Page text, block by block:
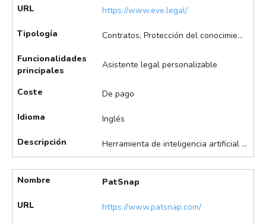
URL https://www.eve.legal/
Tipología Contratos, Protección del conocimiento
Funcionalidades
principales
Asistente legal personalizable
Coste De pago
Idioma Inglés
Descripción Herramienta de inteligencia artificial jurídica diseñada para despachos especializados en litigios y demandas. Permite automatizar tareas desde la captación de casos hasta la redacción y análisis de documentos legales, facilitando la gestión integral de expedientes y mejorando la eficiencia y la calidad del servicio. Ofrece la opción de entrenar un asistente legal personalizable.
Nombre PatSnap
URL https://www.patsnap.com/